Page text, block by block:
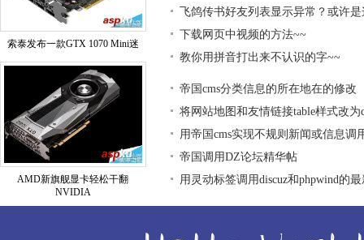
索泰发布一款GTX 1070 Mini迷
AMD新旗舰显卡轻松干翻
NVIDIA
飞鸽传书好友列表显示异常？或许
下载网页中视频的方法~~
教你用拼音打出来不认识的字~~
帝国cms分类信息的所在地在的修改
将网站地图和友情链接table样式改为
用帝国cms实现不规则新闻或信息调
帝国调用DZ论坛精华帖
用灵动标签调用discuz和phpwind的